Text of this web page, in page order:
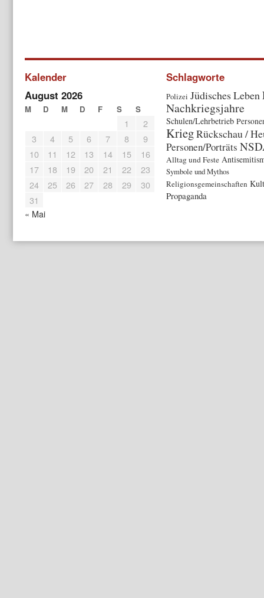
Kalender
August 2026
M D M D F S S
« Mai
1
2
3
4 5 6 7 8
9
10
11 12 13 14 15
16
17
18 19 20 21 22
23
24
25 26 27 28 29
30
31
Schlagworte
Polizei Jüdisches Leben
Nachkriegsjahre
Schulen/Lehrbetrieb
KriegRückschau /
Personen/Porträts
Alltag und Feste
Symbole und Mythos
Religionsgemeinschaften
Propaganda